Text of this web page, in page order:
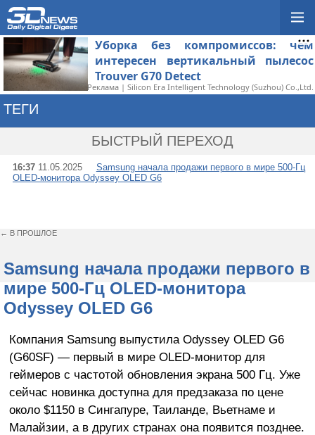
Уборка без компромиссов: чем
интересен вертикальный пылесос
Trouver G70 Detect
Реклама | Silicon Era Intelligent Technology (Suzhou) Co.,Ltd.
ТЕГИ
БЫСТРЫЙ ПЕРЕХОД
16:37 11.05.2025
Samsung начала продажи первого в мире 500-Гц
OLED-монитора Odyssey OLED G6
← В ПРОШЛОЕ
Samsung начала продажи первого в
мире 500-Гц OLED-монитора
Odyssey OLED G6
Компания Samsung выпустила Odyssey OLED G6
(G60SF) — первый в мире OLED-монитор для
геймеров с частотой обновления экрана 500 Гц. Уже
сейчас новинка доступна для предзаказа по цене
около $1150 в Сингапуре, Таиланде, Вьетнаме и
Малайзии, а в других странах она появится позднее.